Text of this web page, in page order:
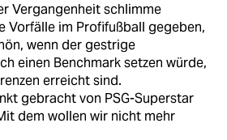
Vergangenheit schlimme
Vorfälle im Profifußball gegeben,
wenn der gestrige
einen Benchmark setzen würde,
erreicht sind.
gebracht von PSG-Superstar
dem wollen wir nicht mehr